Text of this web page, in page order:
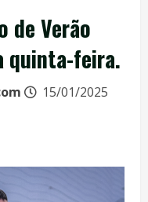
de Verão
quinta-feira.
15/01/2025